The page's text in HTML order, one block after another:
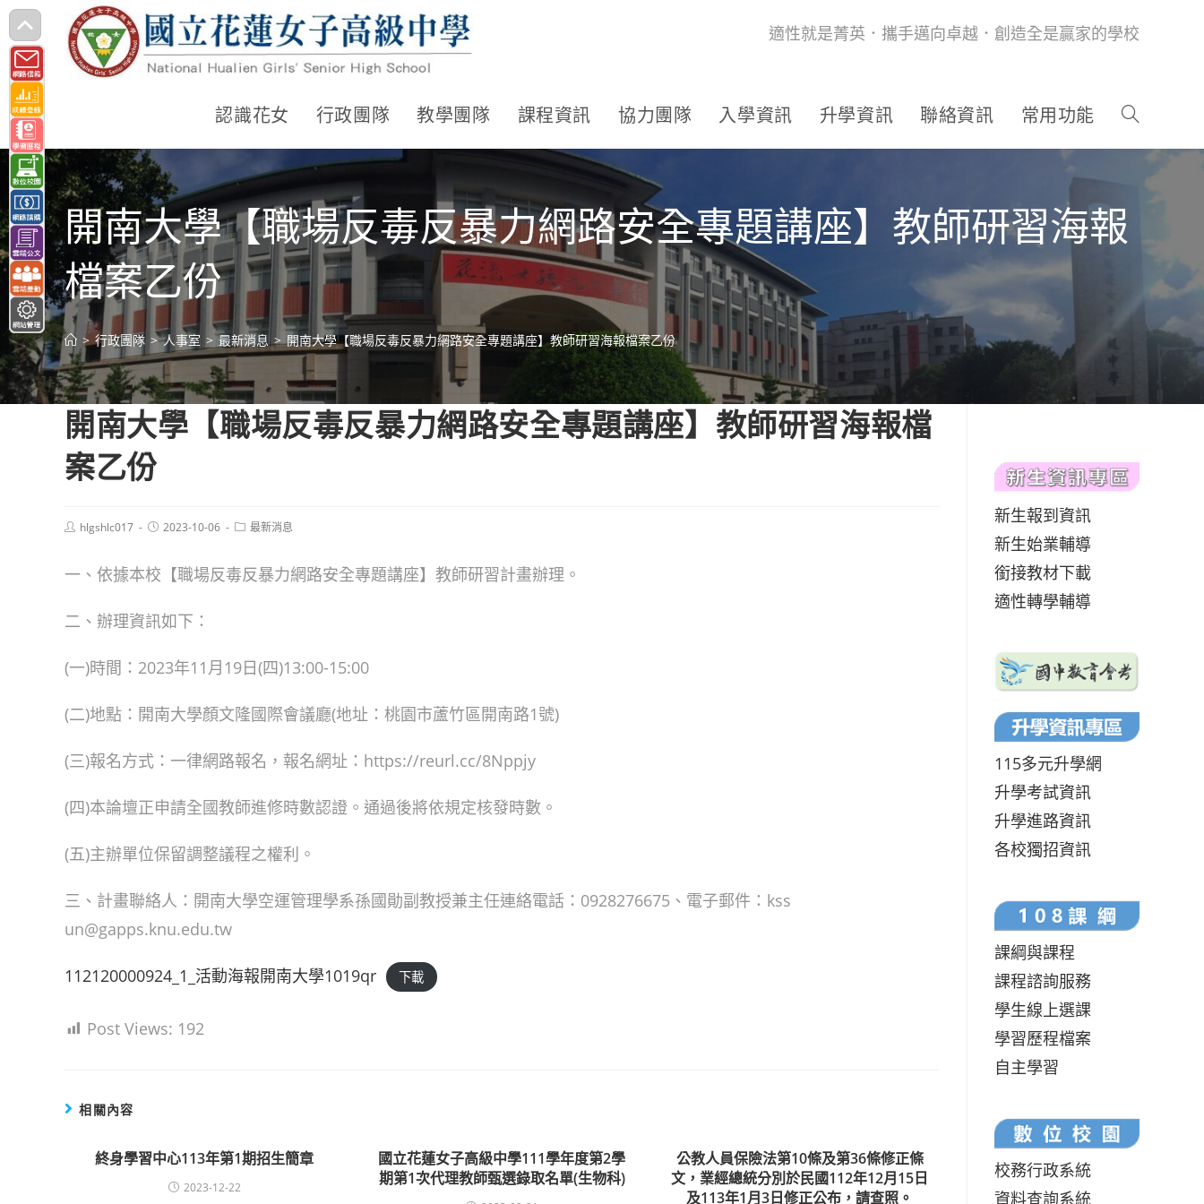
跳
轉
至
主
要
內
容
適性就是菁英．攜手邁向卓越．創造全是贏家的學校
認識花女 行政團隊 教學團隊 課程資訊 協力團隊 入學資訊 升學資訊 聯絡資訊 常用功能
開南大學【職場反毒反暴力網路安全專題講座】教師研習海報
檔案乙份
> 行政團隊 > 人事室 > 最新消息 > 開南大學【職場反毒反暴力網路安全專題講座】教師研習海報檔案乙份
開南大學【職場反毒反暴力網路安全專題講座】教師研習海報檔
案乙份
Posthlgshlc017
Post2023-10-06
Post最新消息
一、依據本校【職場反毒反暴力網路安全專題講座】教師研習計畫辦理。
二、辦理資訊如下：
(一)時間：2023年11月19日(四)13:00-15:00
(二)地點：開南大學顏文隆國際會議廳(地址：桃園市蘆竹區開南路1號)
(三)報名方式：一律網路報名，報名網址：https://reurl.cc/8Nppjy
(四)本論壇正申請全國教師進修時數認證。通過後將依規定核發時數。
(五)主辦單位保留調整議程之權利。
三、計畫聯絡人：開南大學空運管理學系孫國勛副教授兼主任連絡電話：0928276675、電子郵件：kss
un@gapps.knu.edu.tw
112120000924_1_活動海報開南大學1019qr 下載
Post Views: 192
相關內容
終身學習中心113年第1期招生簡章
2023-12-22
國立花蓮女子高級中學111學年度第2學
期第1次代理教師甄選錄取名單(生物科)
公教人員保險法第10條及第36條修正條
文，業經總統分別於民國112年12月15日
及113年1月3日修正公布，請查照。
新生報到資訊
新生始業輔導
銜接教材下載
適性轉學輔導
115多元升學網
升學考試資訊
升學進路資訊
各校獨招資訊
課綱與課程
課程諮詢服務
學生線上選課
學習歷程檔案
自主學習
校務行政系統
資料查詢系統